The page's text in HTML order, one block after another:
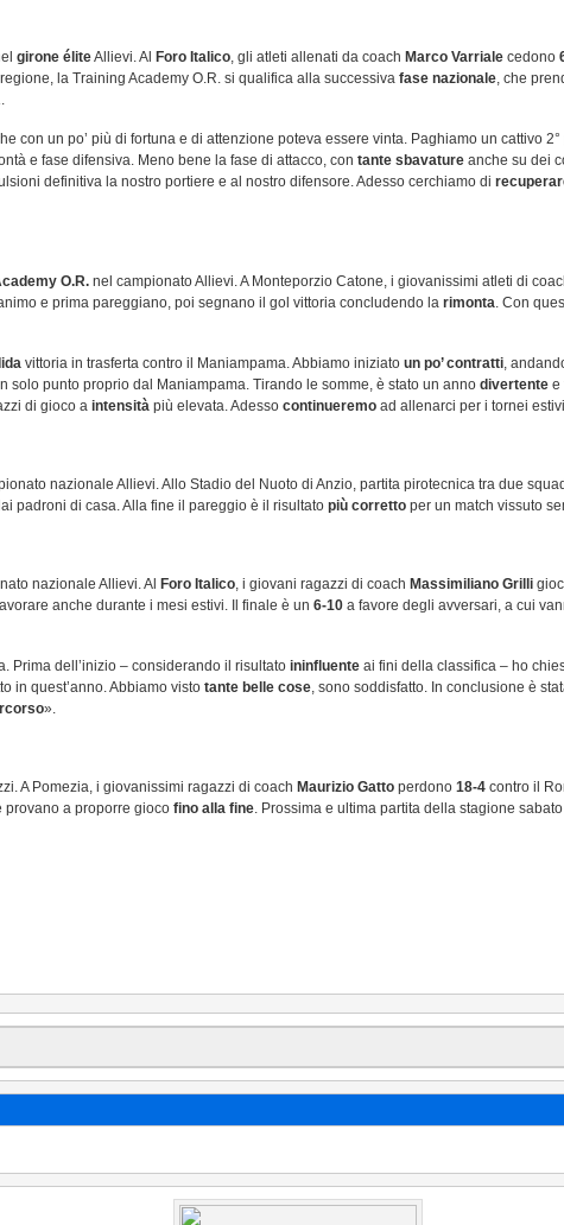
girone éliteAllievi. Al Foro Italico, gli atleti allenati da coach Marco Varriale cedono
la Training Academy O.R. si qualifica alla successiva fase nazionale, che
con un po’ più di fortuna e di attenzione poteva essere vinta. Paghiamo un cattivo
e fase difensiva. Meno bene la fase di attacco, con tante sbavature anche su dei
definitiva la nostro portiere e al nostro difensore. Adesso cerchiamo di
O.R. nel campionato Allievi. A Monteporzio Catone, i giovanissimi atleti di
e prima pareggiano, poi segnano il gol vittoria concludendo la rimonta. Con
vittoria in trasferta contro il Maniampama. Abbiamo iniziato un po’ contratti,
solo punto proprio dal Maniampama. Tirando le somme, è stato un anno divertente e
di gioco a intensità più elevata. Adesso continueremo ad allenarci per i tornei
nazionale Allievi. Allo Stadio del Nuoto di Anzio, partita pirotecnica tra due
padroni di casa. Alla fine il pareggio è il risultato più corretto per un match vissuto
nazionale Allievi. Al Foro Italico, i giovani ragazzi di coach Massimiliano Grilli
anche durante i mesi estivi. Il finale è un 6-10 a favore degli avversari, a cui
Prima dell’inizio – considerando il risultato ininfluente ai fini della classifica – ho
in quest’anno. Abbiamo visto tante belle cose, sono soddisfatto. In conclusione è
».
A Pomezia, i giovanissimi ragazzi di coach Maurizio Gatto perdono 18-4 contro il
provano a proporre gioco fino alla fine. Prossima e ultima partita della stagione